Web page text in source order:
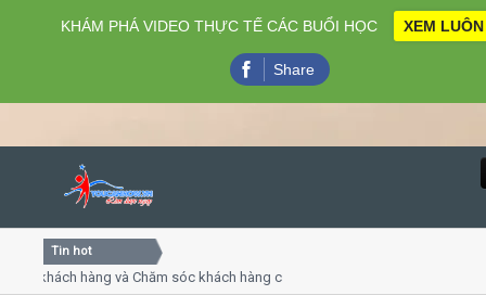
Close
Tin hot
hàng và Chăm sóc khách hàng chuyên nghiệp
KHÁM PHÁ VIDEO THỰC TẾ CÁC BUỔI HỌC XEM LUÔN
Share